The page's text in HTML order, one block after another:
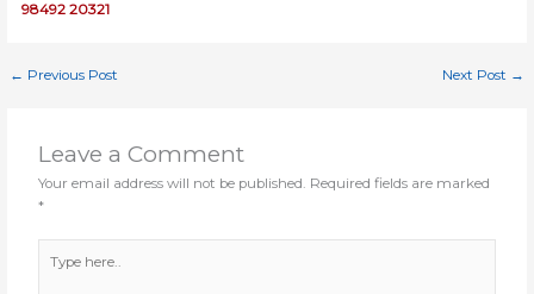
98492 20321
← Previous Post Next Post →
Leave a Comment
Your email address will not be published. Required fields are marked
*
here..